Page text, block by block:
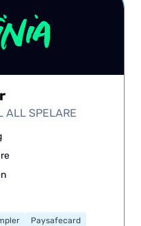
ALL SPELARE
Paysafecard